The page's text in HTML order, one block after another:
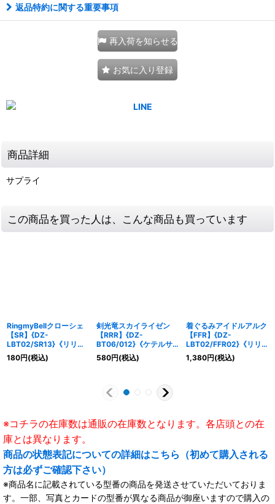
返品特約に関する重要事項
再入荷を知らせる
お気に入り登録
商品詳細
サプライ
この商品を買った人は、こんな商品も買っています
RingmyBellクローシェ
【SR】{DZ-
LBT02/SR13}《リリカ
ルモナステリオ》
180円(税込)
剣光竜スカイライゼン
【RRR】{DZ-
BT06/012}《ケテルサ
ンクチュアリ》
580円(税込)
着ぐるみアイドルアルク
【FFR】{DZ-
LBT02/FFR02}《リリ
カルモナステリオ》
1,380円(税込)
※コチラの在庫数は通販の在庫数となります。各店頭との在
庫とは異なります。
商品の状態表記についての詳細はこちら（初めて購入される
方は必ずご確認下さい）
※商品名に記載されている型番の商品を発送させていただいておりま
す。一部、写真とカードの型番が異なる商品が御座いますので購入の